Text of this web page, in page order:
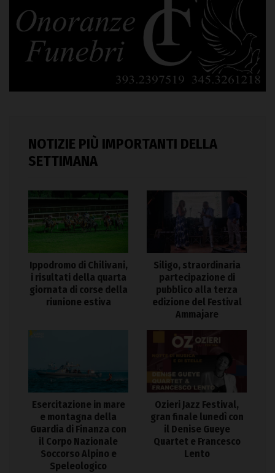
NOTIZIE PIÙ IMPORTANTI DELLA
SETTIMANA
Ippodromo di Chilivani,
i risultati della quarta
giornata di corse della
riunione estiva
Siligo, straordinaria
partecipazione di
pubblico alla terza
edizione del Festival
Ammajare
Esercitazione in mare
e montagna della
Guardia di Finanza con
il Corpo Nazionale
Soccorso Alpino e
Speleologico
Ozieri Jazz Festival,
gran finale lunedì con
il Denise Gueye
Quartet e Francesco
Lento